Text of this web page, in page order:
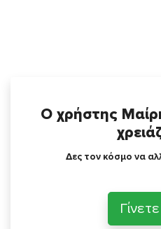
Ο χρήστης
Δες τον κόσμο να